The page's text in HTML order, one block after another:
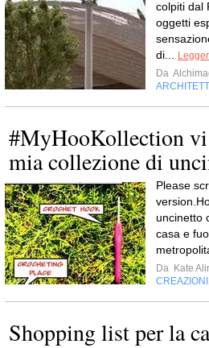
colpiti dal
oggetti
di...
Da
#MyHooKollection vi
mia collezione di
Please
uncinetto
casa e
Da Kate
CREAZIONI
Shopping list per la